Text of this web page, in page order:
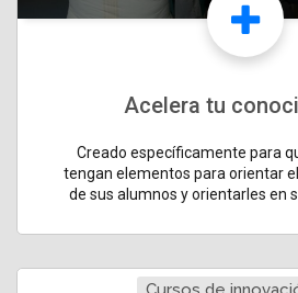
Acelera tu
Creado específicamente para
tengan elementos para orientar
de sus alumnos y orientarles en